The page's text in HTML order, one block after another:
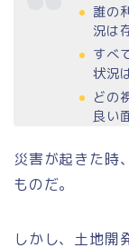
誰の
況は
すべ
状況
どの
良い
災害が起きた時
ものだ。
しかし、土地開